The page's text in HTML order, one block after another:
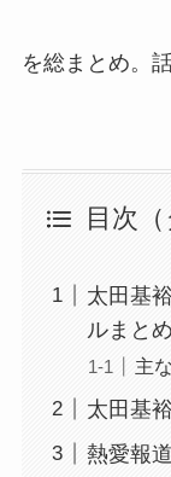
を総まとめ。
目次
太田基
ルまとめ
主
太田基
熱愛報